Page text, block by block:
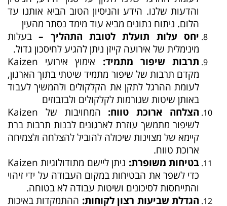
והדעות שלנו. הידע והניסיון הטוב הביא אותנו עד
הלום. ניתוח נתונים מביא עוד מימד נסתר מהעין
יחס עלות תועלת לטובת התהליך –בעלות
מינימלית של אירועה קייזן ניתן להגיע לחיסכון גדול.
תרבות שיפור מתמיד:
אימוץ אירועי Kaizen
מקדם תרבות של שיפור מתמיד שיטתי בתוך הארגון,
לעומת ההרגל לתקן את הקלקולים ולהמשיך לעבוד
באותן שיטות שגורמות לקלקולים ולבזבוזים
הצלחה ארוכת טווח:
המחויבות של Kaizen
לשיפור מתמשך עוזרת לארגונים לבנות תרבות ברת
קיימא של מצוינות שיכולה להוביל להצלחה ולצמיחה
ארוכת טווח.
בטיחות משופרת:
ניתן ליישם מתודולוגיות Kaizen
כדי לשפר את הבטיחות במקום העבודה על ידי זיהוי
והתייחסות לסיכונים ושיטות עבודה לא בטוחה.
הגדלת שביעות רצון לקוחות: ההתמקדות באיכות